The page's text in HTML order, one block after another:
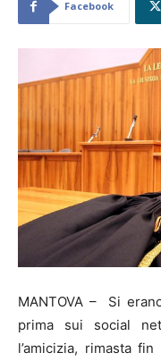
Facebook
MANTOVA – Si
prima sui social
l’amicizia, rimasta